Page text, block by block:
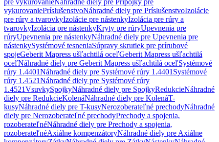
pre vykurovanieNáhradné diely pre Prípojky pre
vykurovaniePríslušenstvoNáhradné diely pre PríslušenstvoIzolácie
pre rúry a tvarovkyIzolácie pre nástenkyIzolácia pre rúry a
tvarovkyIzolácia pre nástenkyKryty pre rúryUpevnenia pre
rúryUpevnenia pre nástenkyNáhradné diely pre Upevnenia pre
nástenkySystémové tesneniaSúpravy skrutiek pre prírubové
spojeGeberit Mapress ušľachtilá oceľGeberit Mapress ušľachtilá
oceľNáhradné diely pre Geberit Mapress ušľachtilá oceľSystémové
rúry 1.4401Náhradné diely pre Systémové rúry 1.4401 Systémové
rúry 1.4521Náhradné diely pre Systémové rúry
1.4521VsuvkySpojkyNáhradné diely pre SpojkyRedukcieNáhradné
diely pre RedukcieKolenáNáhradné diely pre KolenáT-
kusyNáhradné diely pre T-kusyNerozoberateľné prechodyNáhradné
diely pre Nerozoberateľné prechodyPrechody a spojenia,
rozoberateľnéNáhradné diely pre Prechody a spojenia,
rozoberateľnéAxiálne kompenzátoryNáhradné diely pre Axiálne